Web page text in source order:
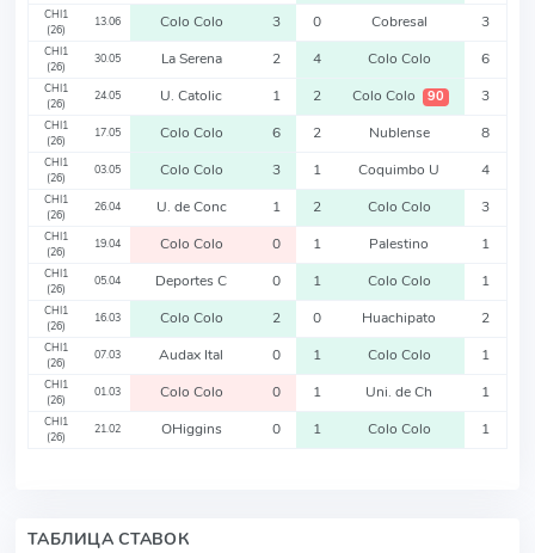
CHI1
(26)
13.06 Colo Colo 3 0 Cobresal 3
CHI1
(26)
30.05 La Serena 2 4 Colo Colo 6
CHI1
(26)
24.05 U. Catolic 1 2 Colo Colo 90 3
CHI1
(26)
17.05 Colo Colo 6 2 Nublense 8
CHI1
(26)
03.05 Colo Colo 3 1 Coquimbo U 4
CHI1
(26)
26.04 U. de Conc 1 2 Colo Colo 3
CHI1
(26)
19.04 Colo Colo 0 1 Palestino 1
CHI1
(26)
05.04 Deportes C 0 1 Colo Colo 1
CHI1
(26)
16.03 Colo Colo 2 0 Huachipato 2
CHI1
(26)
07.03 Audax Ital 0 1 Colo Colo 1
CHI1
(26)
01.03 Colo Colo 0 1 Uni. de Ch 1
CHI1
(26)
21.02 OHiggins 0 1 Colo Colo 1
ТАБЛИЦА СТАВОК